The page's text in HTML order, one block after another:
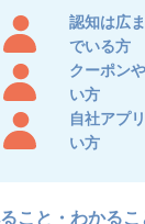
認知は広
でいる方
クーポン
い方
自社アプ
い方